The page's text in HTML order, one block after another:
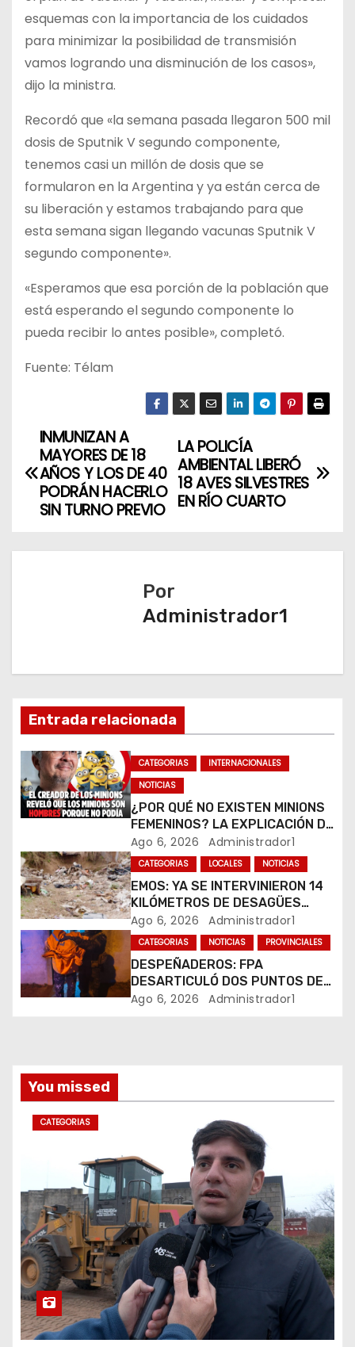
esquemas con la importancia de los cuidados
para minimizar la posibilidad de transmisión
vamos logrando una disminución de los casos»,
dijo la ministra.
Recordó que «la semana pasada llegaron 500 mil
dosis de Sputnik V segundo componente,
tenemos casi un millón de dosis que se
formularon en la Argentina y ya están cerca de
su liberación y estamos trabajando para que
esta semana sigan llegando vacunas Sputnik V
segundo componente».
«Esperamos que esa porción de la población que
está esperando el segundo componente lo
pueda recibir lo antes posible», completó.
Fuente: Télam
N
a
e
i
ó
n
d
e
e
n
t
r
a
s
LA POLICÍA
AMBIENTAL LIBERÓ
18 AVES SILVESTRES
EN RÍO CUARTO
INMUNIZAN A
MAYORES DE 18
AÑOS Y LOS DE 40
PODRÁN HACERLO
SIN TURNO PREVIO
Por
Administrador1
Entrada relacionada
CATEGORIAS
INTERNACIONALES
NOTICIAS
¿POR QUÉ NO EXISTEN MINIONS
FEMENINOS? LA EXPLICACIÓN DE
SU CREADOR QUE VOLVIÓ A
VIRALIZARSE
Ago 6, 2026 Administrador1
CATEGORIAS LOCALES NOTICIAS
EMOS: YA SE INTERVINIERON 14
KILÓMETROS DE DESAGÜES
PLUVIALES
Ago 6, 2026 Administrador1
CATEGORIAS NOTICIAS PROVINCIALES
DESPEÑADEROS: FPA
DESARTICULÓ DOS PUNTOS DE
VENTA DE DROGAS. TRES
Ago 6, 2026 Administrador1
You missed
CATEGORIAS